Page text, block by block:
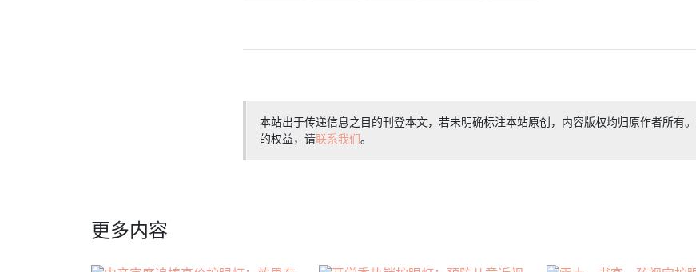
本站出于传递信息之目的刊登本文，若未明确标注本站原创，内容版权均归原作者所有
的权益，请联系我们。
更多内容